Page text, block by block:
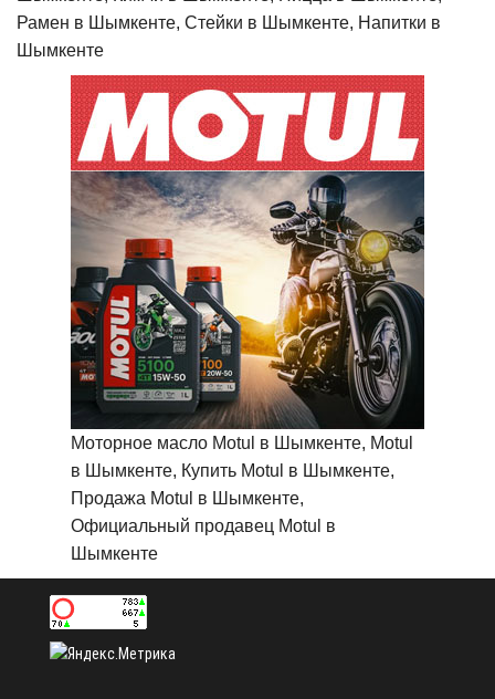
Рамен в Шымкенте, Стейки в Шымкенте, Напитки в
Шымкенте
Моторное масло Motul в Шымкенте, Motul
в Шымкенте, Купить Motul в Шымкенте,
Продажа Motul в Шымкенте,
Официальный продавец Motul в
Шымкенте